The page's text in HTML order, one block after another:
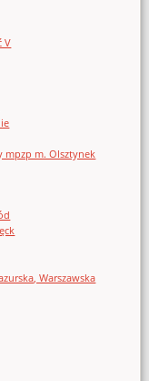
V
mpzp m. Olsztynek
Warszawska